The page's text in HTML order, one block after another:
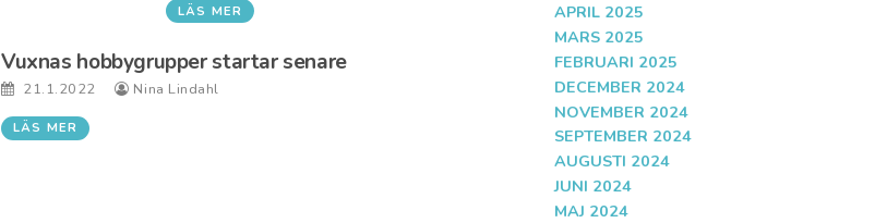
LÄS MER
Vuxnas hobbygrupper startar senare
21.1.2022 Nina Lindahl
LÄS MER
APRIL 2025
MARS 2025
FEBRUARI 2025
DECEMBER 2024
NOVEMBER 2024
SEPTEMBER 2024
AUGUSTI 2024
JUNI 2024
MAJ 2024